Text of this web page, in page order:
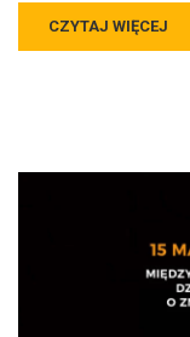
CZYTAJ WIĘCEJ